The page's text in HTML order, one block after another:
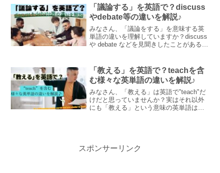
今回は英語のスラング"Rad"についてわか
りやすく解説します♪
「議論する」を英語で？discuss
やdebate等の違いを解説♪
みなさん、「議論をする」を意味する英
単語の違いを理解していますか？discuss
や debate などを見聞きしたことがあると
やその違いについて例文とともに解説し
ます♪
「教える」を英語で？teachを含
む様々な英単語の違いを解説♪
みなさん、「教える」は英語で"teach"だ
けだと思っていませんか？実はそれ以外
にも「教える」という意味の英単語は
スポンサーリンク